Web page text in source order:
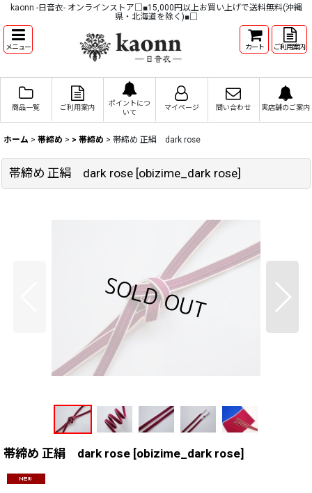
kaonn -日音衣- オンラインストア□■15,000円以上お買い上げで送料無料(沖縄
県・北海道を除く)■□
メニュー カート ご利用案内
商品一覧 ご利用案内
ポイントにつ
いて
マイページ 問い合わせ 実店舗のご案内
ホーム > 帯締め > > 帯締め > 帯締め 正絹 dark rose
帯締め 正絹 dark rose [obizime_dark rose]
帯締め 正絹 dark rose [obizime_dark rose]